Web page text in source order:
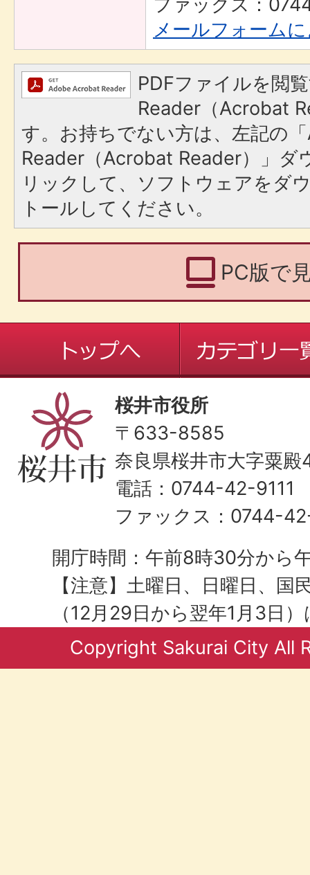
メールフォーム
PDFファイルを閲
Reader（Acrobat
す。お持ちでない方は、左記の
Reader（Acrobat Reader）」ダ
リックして、ソフトウェアをダ
トールしてください。
PC版で
桜井市役所
〒633-8585
奈良県桜井市大字粟
電話：0744-42-9111
ファックス：0744-
開庁時間：午前8時30分から
【注意】土曜日、日曜日、国
（12月29日から翌年1月3日
Copyright Sakurai City All